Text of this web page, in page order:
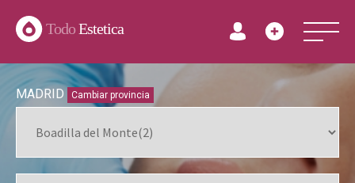
TodoEstetica
MADRID Cambiar provincia